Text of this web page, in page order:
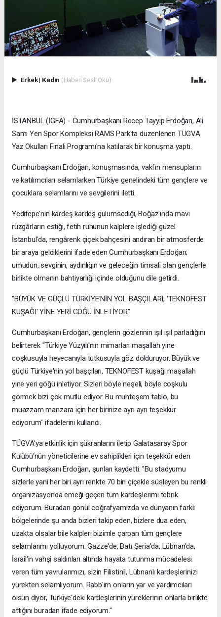
Erkek| Kadın (Haberi Sesli Oku)
İSTANBUL (İGFA) - Cumhurbaşkanı Recep Tayyip Erdoğan, Ali
Sami Yen Spor Kompleksi RAMS Park'ta düzenlenen TÜGVA
Yaz Okulları Finali Programı'na katılarak bir konuşma yaptı.
Cumhurbaşkanı Erdoğan, konuşmasında, vakfın mensuplarını
ve katılımcıları selamlarken Türkiye genelindeki tüm gençlere ve
çocuklara selamlarını ve sevgilerini iletti.
Yeditepe'nin kardeş kardeş gülümsediği, Boğaz'ında mavi
rüzgârların estiği, fetih ruhunun kalplere işlediği güzel
İstanbul'da, rengârenk çiçek bahçesini andıran bir atmosferde
bir araya geldiklerini ifade eden Cumhurbaşkanı Erdoğan;
umudun, sevginin, aydınlığın ve geleceğin timsali olan gençlerle
birlikte olmanın bahtiyarlığı içinde olduğunu dile getirdi.
"BÜYÜK VE GÜÇLÜ TÜRKİYE'NİN YOL BAŞÇILARI, 'TEKNOFEST
KUŞAĞI' YİNE YERİ GÖĞÜ İNLETİYOR"
Cumhurbaşkanı Erdoğan, gençlerin gözlerinin ışıl ışıl parladığını
belirterek "Türkiye Yüzyılı'nın mimarları maşallah yine
coşkusuyla heyecanıyla tutkusuyla göz dolduruyor. Büyük ve
güçlü Türkiye'nin yol başçıları, TEKNOFEST kuşağı maşallah
yine yeri göğü inletiyor. Sizleri böyle neşeli, böyle coşkulu
görmek bizi çok mutlu ediyor. Bu muhteşem tablo, bu
muazzam manzara için her birinize ayrı ayrı teşekkür
ediyorum" ifadelerini kullandı.
TÜGVA'ya etkinlik için şükranlarını iletip Galatasaray Spor
Kulübü'nün yöneticilerine ev sahiplikleri için teşekkür eden
Cumhurbaşkanı Erdoğan, şunları kaydetti: "Bu stadyumu
sizlerle yani her biri ayrı renkte 70 bin çiçekle süsleyen bu renkli
organizasyonda emeği geçen tüm kardeşlerimi tebrik
ediyorum. Buradan gönül coğrafyamızda ve dünyanın farklı
bölgelerinde şu anda bizleri takip eden, bizlere dua eden,
uzakta olsalar bile kalpleri bizimle çarpan tüm gençlere
selamlarımı yolluyorum. Gazze'de, Batı Şeria'da, Lübnan'da,
İsrail'in vahşi saldırıları altında hayata tutunma mücadelesi
veren tüm yavrularımızı, sizin Filistinli, Lübnanlı kardeşlerinizi
yürekten selamlıyorum. Rabb'im onların yar ve yardımcıları
olsun diyor, Türkiye'deki kardeşlerinin yüreklerinin onlarla birlikte
attığını buradan ifade ediyorum."